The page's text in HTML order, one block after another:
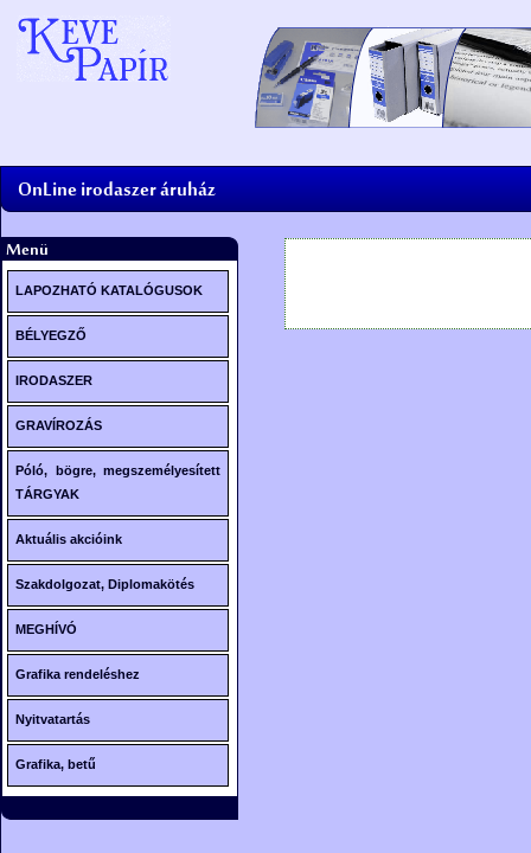
LAPOZHATÓ KATALÓGUSOK
BÉLYEGZŐ
Bélyegző készítése helyben
IRODASZER
GRAVÍROZÁS
Egyéb gravírozott tárgyak
Póló, bögre, megszemélyesített
TÁRGYAK
PÓLÓ
Fotós BÖGRE, KERÁMIA
További FOTÓS tárgyak
Aktuális akcióink
Szakdolgozat, Diplomakötés
MEGHÍVÓ
IDÉZET, szöveg, szín
Meghívó típusok
Grafika rendeléshez
Nyitvatartás
Grafika, betű